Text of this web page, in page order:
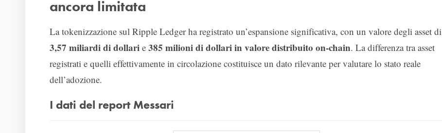
ancora limitata
La tokenizzazione sul Ripple Ledger ha registrato un’espansione significativa, con un valore degli asset di
3,57 miliardi di dollari e 385 milioni di dollari in valore distribuito on-chain. La differenza tra asset
registrati e quelli effettivamente in circolazione costituisce un dato rilevante per valutare lo stato reale
dell’adozione.
I dati del report Messari